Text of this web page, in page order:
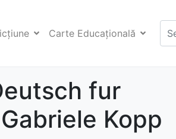
Carte Educaţională
fur
Kopp